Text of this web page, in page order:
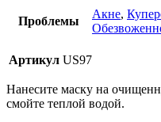
Проблемы
Акне,
Артикул US97
Нанесите маску на
смойте теплой водой.